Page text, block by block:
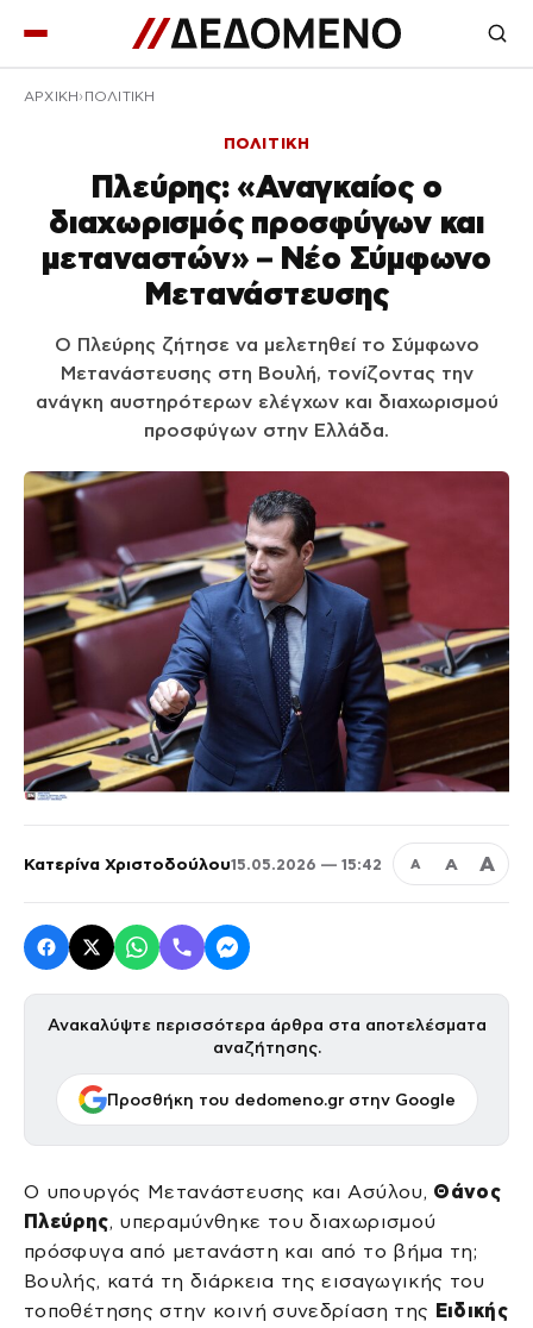
ΑΡΧΙΚΉ ΠΟΛΙΤΙΚΗ
ΠΟΛΙΤΙΚΗ
Πλεύρης: «Αναγκαίος ο
διαχωρισμός προσφύγων και
μεταναστών» – Νέο Σύμφωνο
Μετανάστευσης
Ο Πλεύρης ζήτησε να μελετηθεί το Σύμφωνο
Μετανάστευσης στη Βουλή, τονίζοντας την
ανάγκη αυστηρότερων ελέγχων και διαχωρισμού
προσφύγων στην Ελλάδα.
Κατερίνα Χριστοδούλου15.05.2026 — 15:42 Α Α Α
Ανακαλύψτε περισσότερα άρθρα στα αποτελέσματα
αναζήτησης.
Προσθήκη του dedomeno.gr στην Google
Ο υπουργός Μετανάστευσης και Ασύλου, Θάνος
Πλεύρης, υπεραμύνθηκε του διαχωρισμού
πρόσφυγα από μετανάστη και από το βήμα τη;
Βουλής, κατά τη διάρκεια της εισαγωγικής του
τοποθέτησης στην κοινή συνεδρίαση της Ειδικής